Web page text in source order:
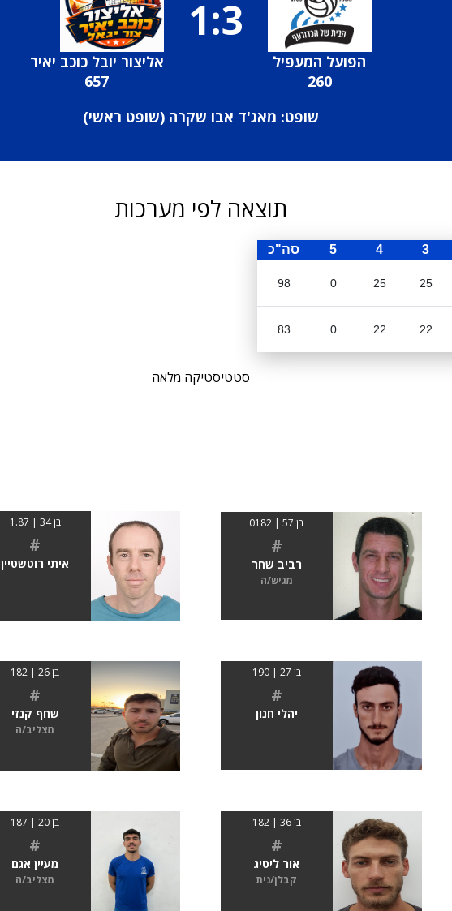
הפועל המעפיל
260
1:3
אליצור יובל כוכב יאיר
657
שופט: מאג'ד אבו שקרה (שופט ראשי)
תוצאה לפי מערכות
3
4
5 סה"כ
25
25
0
98
22
22
0
83
סטטיסטיקה מלאה
בן 57 | 0182
#
רביב שחר
מגיש/ה
בן 34 | 1.87
#
איתי רוטשטיין
בן 27 | 190
#
יהלי חנון
בן 26 | 182
#
שחף קנזי
מצליב/ה
בן 36 | 182
#
אור ליטיג
קבלן/נית
בן 20 | 187
#
מעיין אגם
מצליב/ה